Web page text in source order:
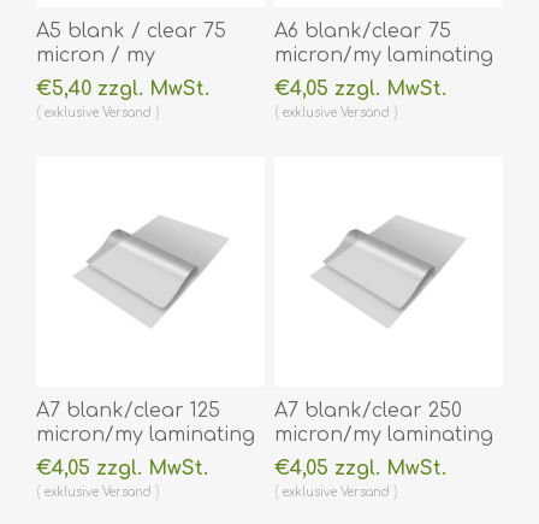
A5 blank / clear 75
micron / my
laminating pouch 154
x 216 mm hot
€5,40 zzgl. MwSt.
exklusive Versand
A6 blank/clear 75
micron/my laminating
pouch 111 x 154 mm hot
lamination 100 pieces.
€4,05 zzgl. MwSt.
exklusive Versand
A7 blank/clear 125
micron/my laminating
pouch 75 x 105 mm hot
lamination 100 pieces.
€4,05 zzgl. MwSt.
exklusive Versand
A7 blank/clear 250
micron/my laminating
pouch 74 x 105 mm hot
lamination 100 pieces.
€4,05 zzgl. MwSt.
exklusive Versand